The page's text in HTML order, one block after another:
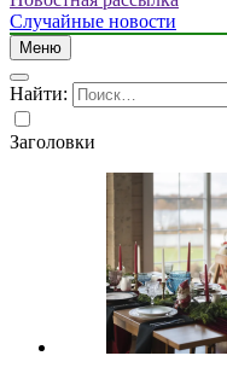
Случайные новости
Меню
Найти:
Заголовки